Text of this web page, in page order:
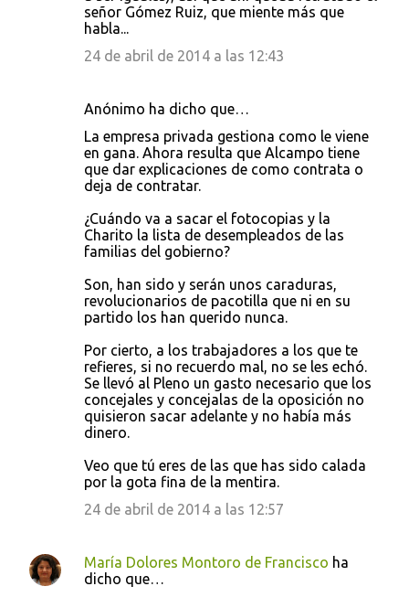
señor Gómez Ruiz, que miente más que
habla...
24 de abril de 2014 a las 12:43
Anónimo ha dicho que…
La empresa privada gestiona como le viene
en gana. Ahora resulta que Alcampo tiene
que dar explicaciones de como contrata o
deja de contratar.
¿Cuándo va a sacar el fotocopias y la
Charito la lista de desempleados de las
familias del gobierno?
Son, han sido y serán unos caraduras,
revolucionarios de pacotilla que ni en su
partido los han querido nunca.
Por cierto, a los trabajadores a los que te
refieres, si no recuerdo mal, no se les echó.
Se llevó al Pleno un gasto necesario que los
concejales y concejalas de la oposición no
quisieron sacar adelante y no había más
dinero.
Veo que tú eres de las que has sido calada
por la gota fina de la mentira.
24 de abril de 2014 a las 12:57
María Dolores Montoro de Francisco ha
dicho que…